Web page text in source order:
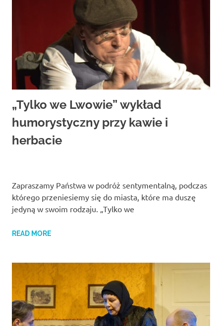
„Tylko we Lwowie” wykład
humorystyczny przy kawie i
herbacie
Zapraszamy Państwa w podróż sentymentalną, podczas
którego przeniesiemy się do miasta, które ma duszę
jedyną w swoim rodzaju. „Tylko we
READ MORE